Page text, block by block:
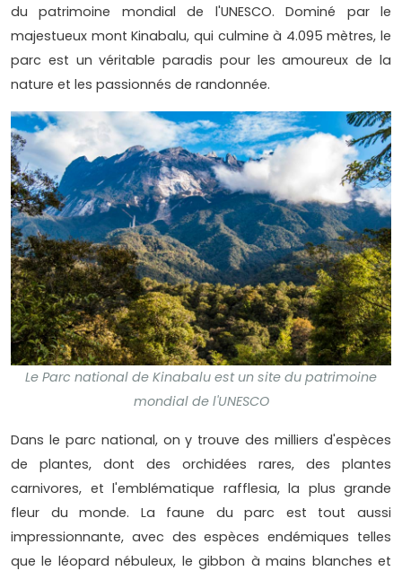
du patrimoine mondial de l'UNESCO. Dominé par le
majestueux mont Kinabalu, qui culmine à 4.095 mètres, le
parc est un véritable paradis pour les amoureux de la
nature et les passionnés de randonnée.
Le Parc national de Kinabalu est un site du patrimoine
mondial de l'UNESCO
Dans le parc national, on y trouve des milliers d'espèces
de plantes, dont des orchidées rares, des plantes
carnivores, et l'emblématique rafflesia, la plus grande
fleur du monde. La faune du parc est tout aussi
impressionnante, avec des espèces endémiques telles
que le léopard nébuleux, le gibbon à mains blanches et